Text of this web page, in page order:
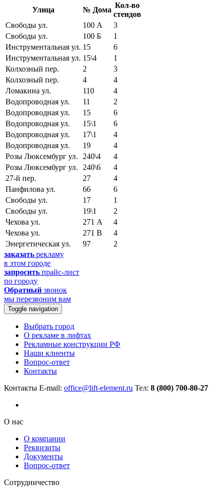
Улица
№ Дома
Кол-во
стендов
Свободы ул.
100 А
3
Свободы ул.
100 Б
1
Инструментальная ул. 15
6
Инструментальная ул. 15\4
1
Колхозный пер.
2
3
Колхозный пер.
4
4
Ломакина ул.
110
4
Водопроводная ул.
11
2
Водопроводная ул.
15
6
Водопроводная ул.
15\1
6
Водопроводная ул.
17\1
4
Водопроводная ул.
19
4
Розы Люксембург ул.
240\4
4
Розы Люксембург ул.
240\6
4
27-й пер.
27
4
Панфилова ул.
66
6
Свободы ул.
17
1
Свободы ул.
19\1
2
Чехова ул.
271 А
4
Чехова ул.
271 В
4
Энергетическая ул.
97
2
заказать рекламу
в этом городе
запросить прайс-лист
по городу
Обратный звонок
мы перезвоним вам
Toggle navigation
Выбрать город
О рекламе в лифтах
Рекламные конструкции РФ
Наши клиенты
Вопрос-ответ
Контакты
Контакты E-mail: office@lift-element.ru Тел: 8 (800) 700-80-27
О нас
О компании
Реквизиты
Документы
Вопрос-ответ
Сотрудничество